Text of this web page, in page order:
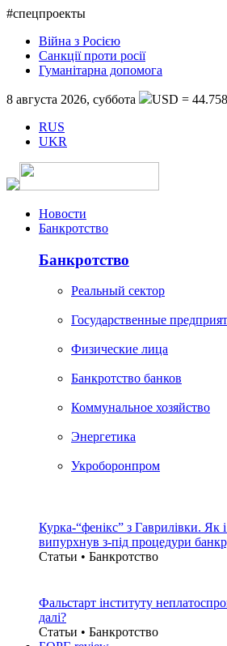
#спецпроекты
Війна з Росією
Санкції проти росії
Гуманітарна допомога
8 августа 2026, суббота USD = 44.758
RUS
UKR
Новости
Банкротство
Банкротство
Реальный сектор
Государственные
Физические лица
Банкротство банков
Коммунальное хозяйство
Энергетика
Укроборонпром
Курка-“фенікс” з Гаврилівки. Як
випурхнув з-під процедури
Статьи • Банкротство
Фальстарт інституту
далі?
Статьи • Банкротство